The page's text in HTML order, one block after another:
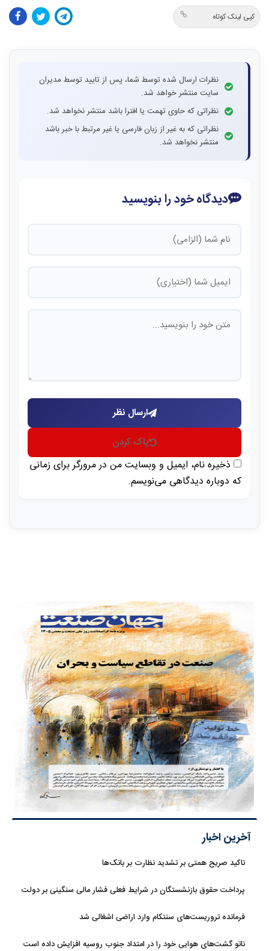
کپی لینک کوتاه
نظرات ارسال شده توسط شما، پس از تایید توسط مدیران
سایت منتشر خواهد شد.
نظراتی که حاوی تهمت یا افترا باشد منتشر نخواهد شد.
نظراتی که به غیر از زبان فارسی یا غیر مرتبط با خبر باشد
منتشر نخواهد شد.
دیدگاه خود را بنویسید
ارسال نظر
پاک کردن
ذخیره نام، ایمیل و وبسایت من در مرورگر برای زمانی
که دوباره دیدگاهی می‌نویسم.
آخرین اخبار
تاکید صریح همتی بر تشدید نظارت بر بانک‌ها
پرداخت حقوق بازنشستگان در شرایط فعلی فشار مالی سنگینی بر دولت
فرمانده تروریست‌های سنتکام وارد اراضی اشغالی شد
ناتو گشت‌های هوایی خود را در امتداد جنوب روسیه افزایش داده است